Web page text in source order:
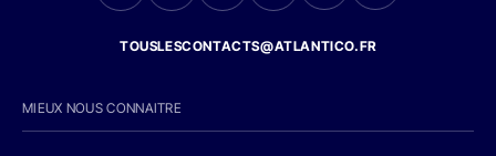
TOUSLESCONTACTS@ATLANTICO.FR
MIEUX NOUS CONNAITRE